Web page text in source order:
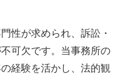
性が求められ、訴訟・
可欠です。当事務所の
経験を活かし、法的観